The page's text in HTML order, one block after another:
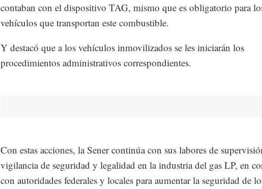
contaban con el dispositivo TAG, mismo que es obligatorio para
vehículos que transportan este combustible.
Y destacó que a los vehículos inmovilizados se les iniciarán los
procedimientos administrativos correspondientes.
Con estas acciones, la Sener continúa con sus labores de
vigilancia de seguridad y legalidad en la industria del gas LP, en
con autoridades federales y locales para aumentar la seguridad de